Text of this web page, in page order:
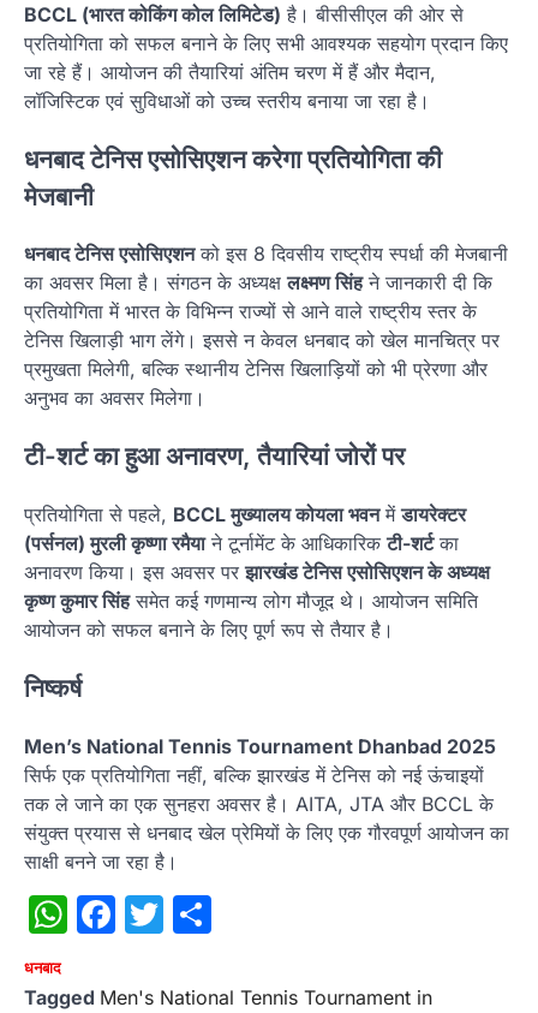
BCCL (भारत कोकिंग कोल लिमिटेड) है। बीसीसीएल की ओर से
प्रतियोगिता को सफल बनाने के लिए सभी आवश्यक सहयोग प्रदान किए
जा रहे हैं। आयोजन की तैयारियां अंतिम चरण में हैं और मैदान,
लॉजिस्टिक एवं सुविधाओं को उच्च स्तरीय बनाया जा रहा है।
धनबाद टेनिस एसोसिएशन करेगा प्रतियोगिता की
मेजबानी
धनबाद टेनिस एसोसिएशनको इस 8 दिवसीय राष्ट्रीय स्पर्धा की मेजबानी
का अवसर मिला है। संगठन के अध्यक्षलक्ष्मण सिंहने जानकारी दी कि
प्रतियोगिता में भारत के विभिन्न राज्यों से आने वाले राष्ट्रीय स्तर के
टेनिस खिलाड़ी भाग लेंगे। इससे न केवल धनबाद को खेल मानचित्र पर
प्रमुखता मिलेगी, बल्कि स्थानीय टेनिस खिलाड़ियों को भी प्रेरणा और
अनुभव का अवसर मिलेगा।
टी-शर्ट का हुआ अनावरण, तैयारियां जोरों पर
प्रतियोगिता से पहले, BCCL मुख्यालय कोयला भवनमेंडायरेक्टर
(पर्सनल) मुरली कृष्णा रमैयाने टूर्नामेंट के आधिकारिकटी-शर्टका
अनावरण किया। इस अवसर परझारखंड टेनिस एसोसिएशन के अध्यक्ष
कृष्ण कुमार सिंहसमेत कई गणमान्य लोग मौजूद थे। आयोजन समिति
आयोजन को सफल बनाने के लिए पूर्ण रूप से तैयार है।
निष्कर्ष
Men’s National Tennis Tournament Dhanbad 2025
सिर्फ एक प्रतियोगिता नहीं, बल्कि झारखंड में टेनिस को नई ऊंचाइयों
तक ले जाने का एक सुनहरा अवसर है। AITA, JTA और BCCL के
संयुक्त प्रयास से धनबाद खेल प्रेमियों के लिए एक गौरवपूर्ण आयोजन का
साक्षी बनने जा रहा है।
WhatsApp
Facebook
Twitter
धनबाद
Tagged Men's National Tennis Tournament in